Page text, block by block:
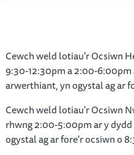
Cewch weld lotiau'r Ocsiwn
9:30-12:30pm a 2:00-
arwerthiant, yn ogystal ag ar
Cewch weld lotiau'r Ocsiwn
rhwng 2:00-5:00pm ar y
ogystal ag ar fore'r ocsiwn o